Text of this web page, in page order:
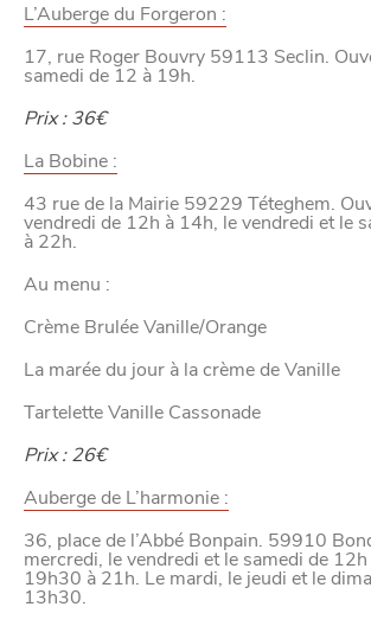
L’Auberge du Forgeron :
17, rue Roger Bouvry 59113 Seclin.
samedi de 12 à 19h.
Prix : 36€
La Bobine :
43 rue de la Mairie 59229 Téteghem.
vendredi de 12h à 14h, le vendredi et le
à 22h.
Au menu :
Crème Brulée Vanille/Orange
La marée du jour à la crème de Vanille
Tartelette Vanille Cassonade
Prix : 26€
Auberge de L’harmonie :
36, place de l’Abbé Bonpain. 59910
mercredi, le vendredi et le samedi de
19h30 à 21h. Le mardi, le jeudi et le
13h30.
VIVRE
dans
le NORD